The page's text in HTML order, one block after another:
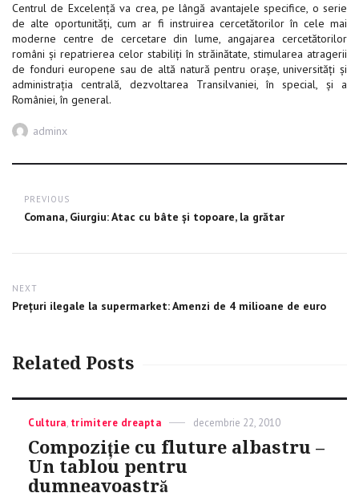
Centrul de Excelență va crea, pe lângă avantajele specifice, o serie
de alte oportunități, cum ar fi instruirea cercetătorilor în cele mai
moderne centre de cercetare din lume, angajarea cercetătorilor
români și repatrierea celor stabiliți în străinătate, stimularea atragerii
de fonduri europene sau de altă natură pentru orașe, universități și
administrația centrală, dezvoltarea Transilvaniei, în special, și a
României, în general.
Author
adminx
navigation
PREVIOUS
Previous
Comana, Giurgiu: Atac cu bâte şi topoare, la grătar
NEXT
Next
Prețuri ilegale la supermarket: Amenzi de 4 milioane de euro
Related Posts
Categories
Cultura, trimitere dreapta
Posted
decembrie 22, 2010
Compoziție cu fluture albastru –
Un tablou pentru
dumneavoastră